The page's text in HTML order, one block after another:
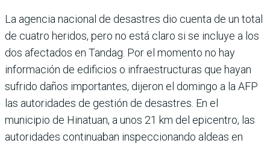
La agencia nacional de desastres dio cuenta de un total
de cuatro heridos, pero no está claro si se incluye a los
dos afectados en Tandag. Por el momento no hay
información de edificios o infraestructuras que hayan
sufrido daños importantes, dijeron el domingo a la AFP
las autoridades de gestión de desastres. En el
municipio de Hinatuan, a unos 21 km del epicentro, las
autoridades continuaban inspeccionando aldeas en